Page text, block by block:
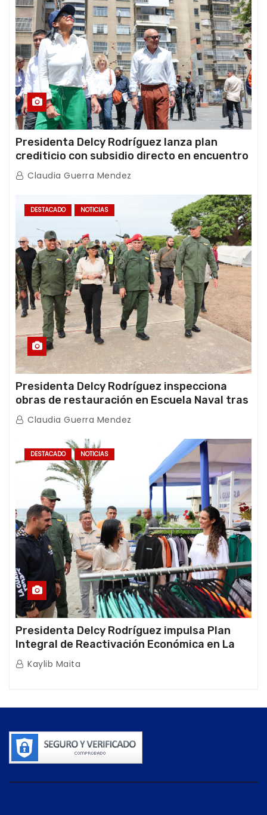
Presidenta Delcy Rodríguez lanza plan
crediticio con subsidio directo en encuentro
con Juntas de Condominio
Claudia Guerra Mendez
DESTACADO NOTICIAS
Presidenta Delcy Rodríguez inspecciona
obras de restauración en Escuela Naval tras
afectaciones sísmicas en La Guaira
Claudia Guerra Mendez
DESTACADO NOTICIAS
Presidenta Delcy Rodríguez impulsa Plan
Integral de Reactivación Económica en La
Guaira
Kaylib Maita